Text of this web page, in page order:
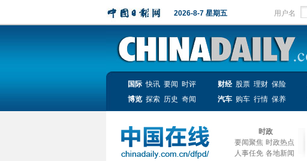
2026-8-7 星期五 用户名
国际 快讯 要闻 时评 财经 股票 理财 保险
博览 探索 历史 奇闻 汽车 购车 行情 保养
时政
要闻聚焦 时政热点
人事任免 各地新闻